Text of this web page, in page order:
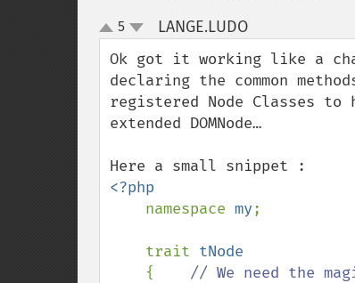
up
down
5 LANGE.LUDO¶
Ok got it working like a
declaring the common
registered Node Classes
extended DOMNode…
<?php
namespace my;
    trait
tNode
{ // We need the